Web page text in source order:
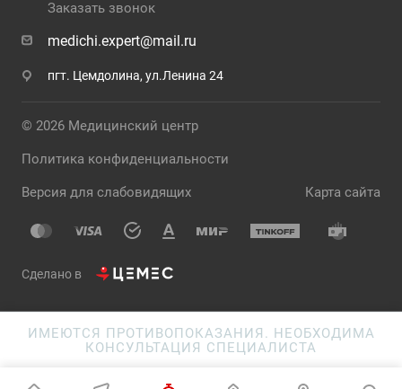
Заказать звонок
medichi.expert@mail.ru
пгт. Цемдолина, ул.Ленина 24
© 2026 Медицинский центр
Политика конфиденциальности
Версия для слабовидящих Карта сайта
Сделано в
ИМЕЮТСЯ ПРОТИВОПОКАЗАНИЯ. НЕОБХОДИМА
КОНСУЛЬТАЦИЯ СПЕЦИАЛИСТА